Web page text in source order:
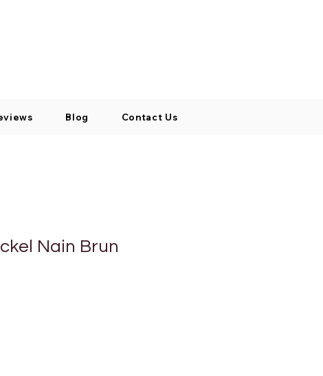
Blog Contact Us
Nain Brun